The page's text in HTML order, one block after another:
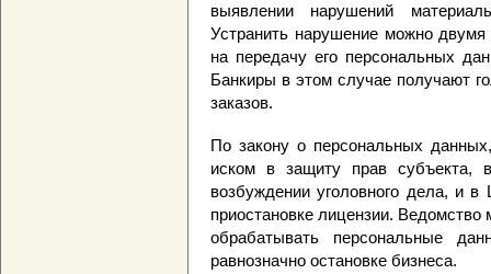
выявлении нарушений
Устранить нарушение можно
на передачу его персональных
Банкиры в этом случае получают
заказов.
По закону о персональных
иском в защиту прав субъекта,
возбуждении уголовного дела, и
приостановке лицензии.
обрабатывать персональные
равнозначно остановке бизнеса.